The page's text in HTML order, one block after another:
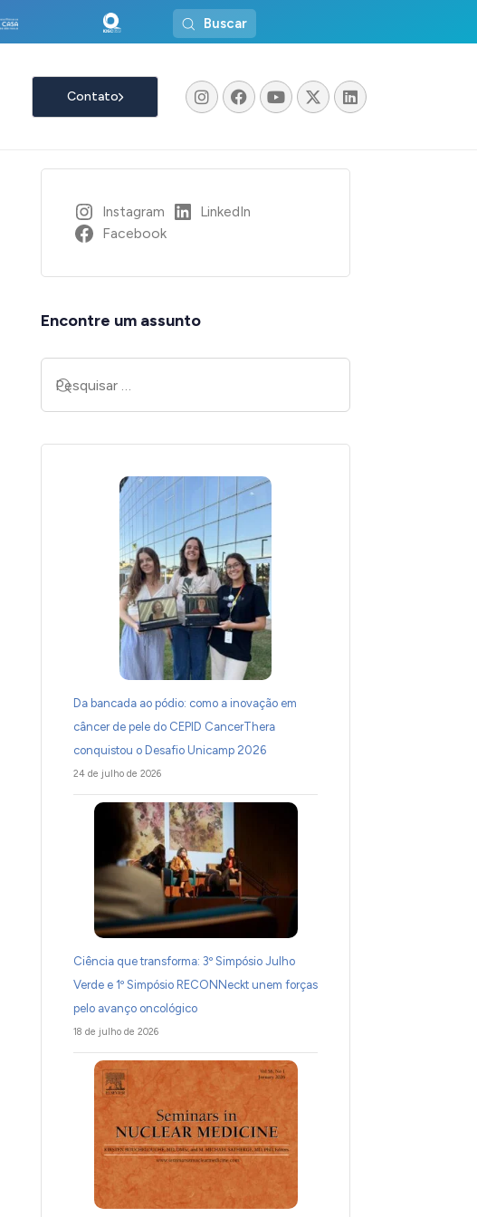
Buscar
Contato
Instagram
LinkedIn
Facebook
Encontre um assunto
Da bancada ao pódio: como a inovação em
câncer de pele do CEPID CancerThera
conquistou o Desafio Unicamp 2026
24 de julho de 2026
Ciência que transforma: 3º Simpósio Julho
Verde e 1º Simpósio RECONNeckt unem forças
pelo avanço oncológico
18 de julho de 2026